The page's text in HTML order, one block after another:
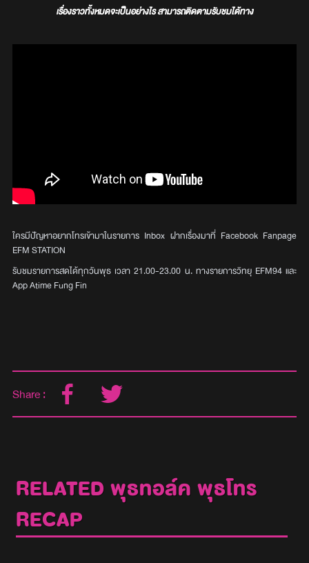
เรื่องราวทั้งหมดจะเป็นอย่างไร สามารถติดตามรับชมได้ทาง
ใครมีปัญหาอยากโทรเข้ามาในรายการ Inbox ฝากเรื่องมาที่ Facebook Fanpage
EFM STATION
รับชมรายการสดได้ทุกวันพุธ เวลา 21.00-23.00 น. ทางรายการวิทยุ EFM94 และ
App Atime Fung Fin
Share :
RELATED พุธทอล์ค พุธโทร
RECAP